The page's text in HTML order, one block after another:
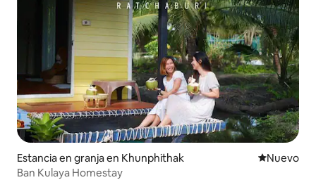
Estancia en granja en Khunphithak Nuevo
Nuevo
Ban Kulaya Homestay